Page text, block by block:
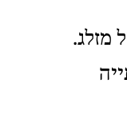
מזלג.